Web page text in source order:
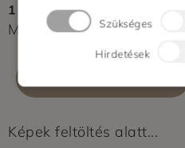
1
Még nem érkezett
Képek feltöltés alatt...
Szükséges
Hirdetések